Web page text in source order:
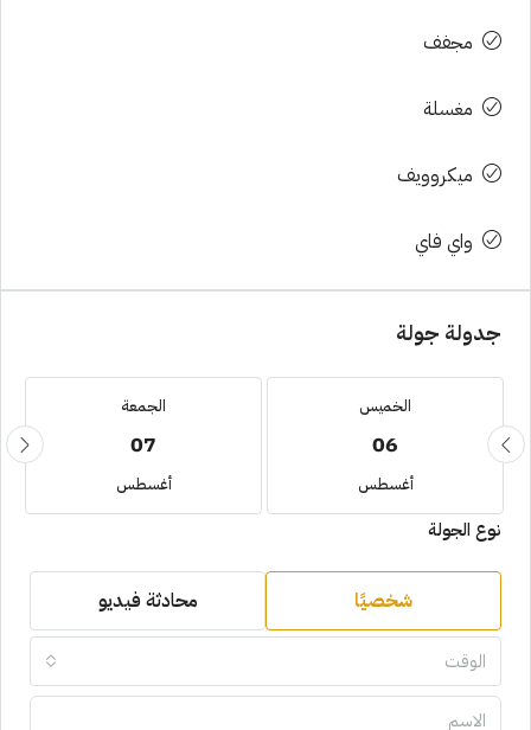
مجفف
مغسلة
ميكروويف
واي فاي
جدولة جولة
الخميس
06
أغسطس
الجمعة
07
أغسطس
نوع الجولة
شخصيًا محادثة فيديو
الوقت